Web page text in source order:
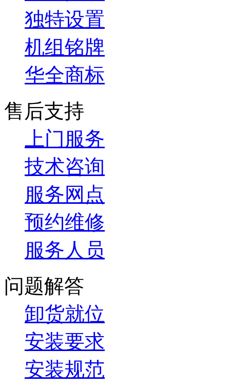
独特设置
机组铭牌
华全商标
售后支持
上门服务
技术咨询
服务网点
预约维修
服务人员
问题解答
卸货就位
安装要求
安装规范